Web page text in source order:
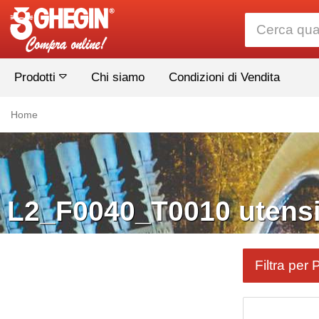
Prodotti Chi siamo Condizioni di Vendita
Home
L2_F0040_T0010
Filtra per